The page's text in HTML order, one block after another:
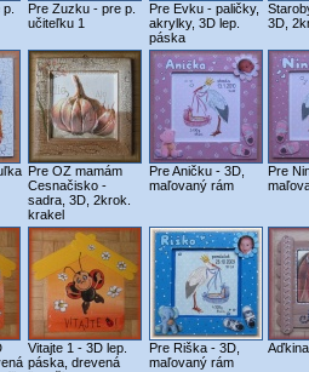
Pre Zuzku - pre p.
učiteľku 1
Pre Evku - paličky,
akrylky, 3D lep.
páska
3D,
Pre OZ mamám
Cesnačisko -
sadra, 3D, 2krok.
krakel
Pre Aničku - 3D,
maľovaný rám
Pre
Vitajte 1 - 3D lep.
páska, drevená
Pre Riška - 3D,
maľovaný rám